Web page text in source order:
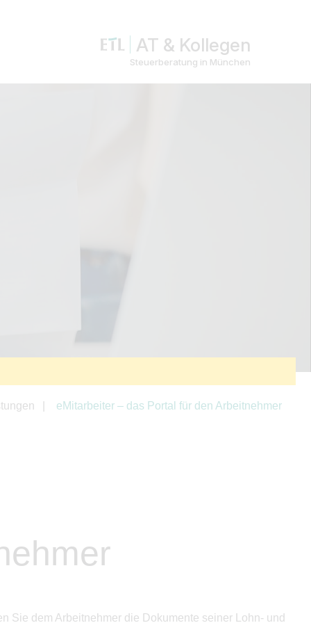
AT & Kollegen
Steuerberatung in München
eMitarbeiter – das Portal für den Arbeitnehmer
Sie dem Arbeitnehmer die Dokumente seiner Lohn- und